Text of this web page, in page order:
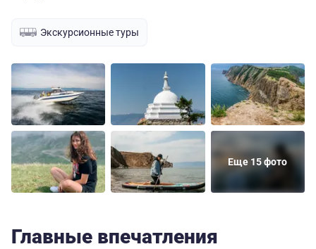
Экскурсионные туры
Еще 15 фото
Главные впечатления